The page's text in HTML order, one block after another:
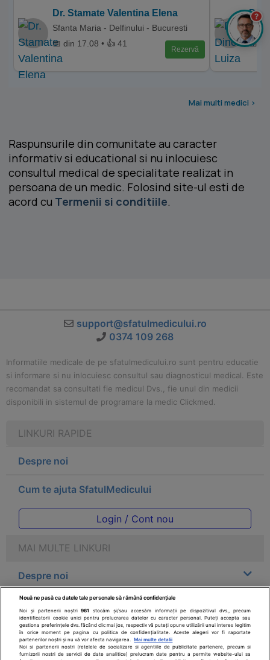
Dr. Stamate Valentina Elena
Sfanta Maria - Delfinului - Bucuresti
📅 din 17.08 • 👍 41
Rezervă
Dr.
📅
Mai multi medici >
Raspunsurile din comunitate au caracter
informativ si educational si nu inlocuiesc
consultul medical de specialitate realizat in
persoana de un medic. Folosind site-ul esti de
acord cu Termenii si conditiile.
support@sfatulmedicului.ro
0374 109 268
Informatiile medicale de pe sfatulmedicului.ro sunt pentru educatie
si informare si nu inlocuiesc consultul sau diagnosticul medical. Este
recomandat sa consultati fie medicul Dvs., fie unul din medicii
disponibili in sistemul de programare la medic Clickmed.
LINKURI RAPIDE
Despre noi
Cum te ajuta SfatulMedicului
Login / Cont nou
MAI MULTE LINKURI
Despre noi
Legal
Drepturile consumatorului
?
Nouă ne pasă ca datele tale personale să rămână confidențiale
Noi și partenerii noștri961
stocăm și/sau accesăm informații pe dispozitivul dvs., precum
identificatorii cookie unici pentru prelucrarea datelor cu caracter personal. Puteți accepta sau
gestiona preferințele dvs. făcând clic mai jos, respectiv vă puteți opune utilizării unui interes legitim
în orice moment pe pagina cu politica de confidențialitate. Aceste alegeri vor fi raportate
partenerilor noștri și nu vă vor afecta navigarea.
Mai multe detalii
Noi si partenerii nostri (retelele de socializare si agentiile de publicitate partenere, precum si
furnizorii nostri de servicii de date analitice) prelucram date pentru a permite website-ului sa